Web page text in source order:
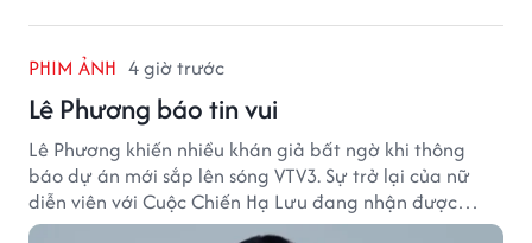
PHIM ẢNH 4 giờ trước
Lê Phương báo tin vui
Lê Phương khiến nhiều khán giả bất ngờ khi thông
báo dự án mới sắp lên sóng VTV3. Sự trở lại của nữ
diễn viên với Cuộc Chiến Hạ Lưu đang nhận được
nhiều sự quan tâm.